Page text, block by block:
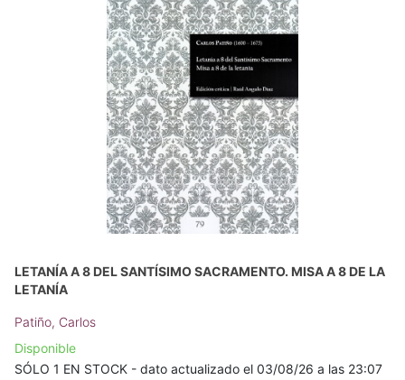
LETANÍA A 8 DEL SANTÍSIMO SACRAMENTO. MISA A 8 DE LA
LETANÍA
Patiño, Carlos
Disponible
SÓLO 1 EN STOCK - dato actualizado el 03/08/26 a las 23:07